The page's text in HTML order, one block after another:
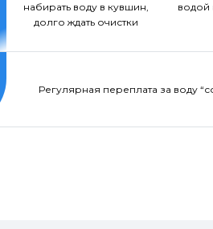
набирать воду в кувшин,
долго ждать очистки
водой
Регулярная переплата за воду